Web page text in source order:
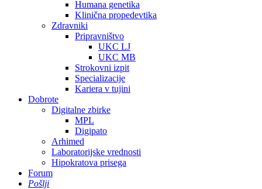
Humana genetika
Klinična propedevtika
Zdravniki
Pripravništvo
UKC LJ
UKC MB
Strokovni izpit
Specializacije
Kariera v tujini
Dobrote
Digitalne zbirke
MPL
Digipato
Arhimed
Laboratorijske vrednosti
Hipokratova prisega
Forum
Pošlji